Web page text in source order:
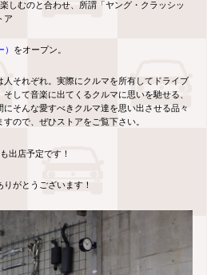
しむのと合わせ、所謂「ヤング・クラッシッ
ア
をオープン。
それぞれ。実際にクルマを所有してドライブ
して音楽に出てくるクルマに思いを馳せる、
そんな愛すべきクルマ達を思い出させる品々
ので、ぜひストアをご覧下さい。
出店予定です！
がとうございます！